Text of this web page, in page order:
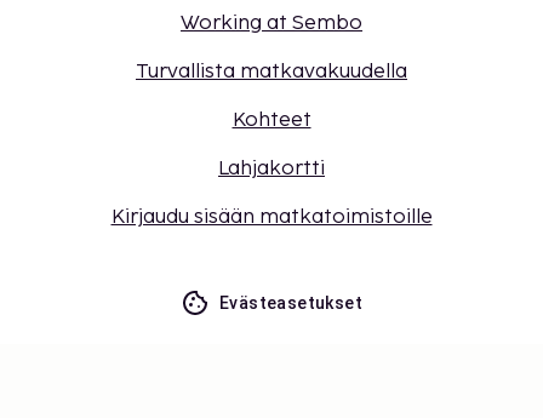
Working at Sembo
Turvallista matkavakuudella
Kohteet
Lahjakortti
Kirjaudu sisään matkatoimistoille
Evästeasetukset